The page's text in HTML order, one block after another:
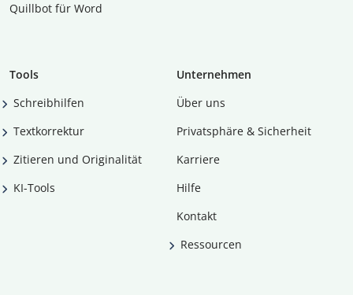
Quillbot für Word
Tools
Schreibhilfen
Textkorrektur
Zitieren und Originalität
KI-Tools
Unternehmen
Über uns
Privatsphäre & Sicherheit
Karriere
Hilfe
Kontakt
Ressourcen